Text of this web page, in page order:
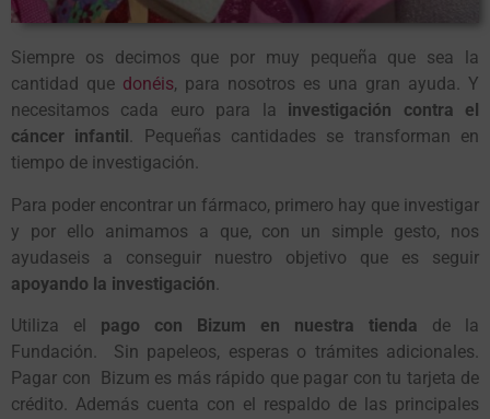
Siempre os decimos que por muy pequeña que sea la
cantidad que donéis, para nosotros es una gran ayuda. Y
necesitamos cada euro para la investigación contra el
cáncer infantil . Pequeñas cantidades se transforman en
tiempo de investigación.
Para poder encontrar un fármaco, primero hay que investigar
y por ello animamos a que, con un simple gesto, nos
ayudaseis a conseguir nuestro objetivo que es seguir
apoyando la investigación
Utiliza el pago con Bizum en nuestra tienda de la
Fundación. Sin papeleos, esperas o trámites adicionales.
Pagar con Bizum es más rápido que pagar con tu tarjeta de
crédito. Además cuenta con el respaldo de las principales